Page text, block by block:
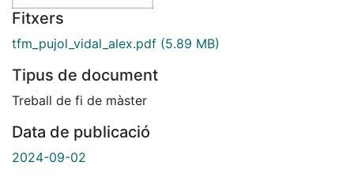
Fitxers
tfm_pujol_vidal_alex.pdf (5.89 MB)
Tipus de document
Treball de fi de màster
Data de publicació
2024-09-02